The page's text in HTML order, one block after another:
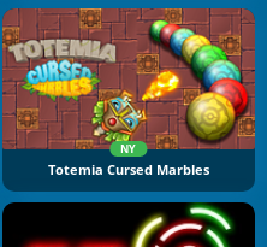
NY
Totemia Cursed Marbles